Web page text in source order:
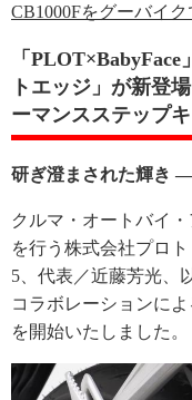
CB1000Fをグーバイク
「
トエッジ」が新登
ーマンスステップ
研ぎ澄まされた輝き
クルマ・オートバイ
を行う株式会社プロ
5、代表／近藤芳光、
コラボレーションに
を開始いたしました。